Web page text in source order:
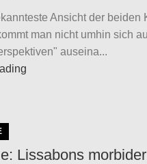
Ansicht der beiden
man nicht umhin sich
auseina...
Lissabons